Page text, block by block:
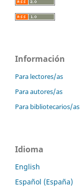
Información
Para lectores/as
Para autores/as
Para bibliotecarios/as
Idioma
English
Español (España)